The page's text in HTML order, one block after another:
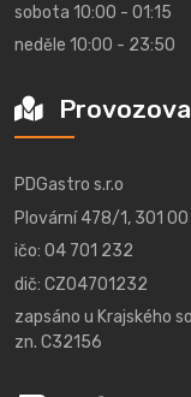
sobota 10:00 - 01:15
neděle 10:00 - 23:50
PDGastro s.r.o
Plovární 478/1, 301
ičo: 04 701 232
dič: CZ04701232
zapsáno u Krajského
zn. C32156